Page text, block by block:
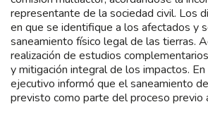
representante de la sociedad civil. Los
en que se identifique a los afectados y
saneamiento físico legal de las tierras.
realización de estudios
y mitigación integral de los impactos.
ejecutivo informó que el saneamiento
previsto como parte del proceso previo